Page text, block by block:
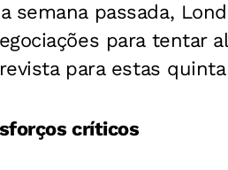
semana passada,
para tentar
para estas
críticos